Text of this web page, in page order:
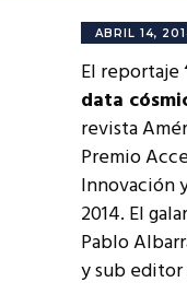
ABRIL 14,
El reportaje
data
revista
Premio
Innovación
2014. El
Pablo
y sub editor